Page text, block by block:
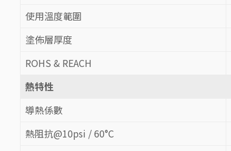
使用溫度範圍
塗佈層厚度
ROHS & REACH
熱特性
導熱係數
熱阻抗@10psi / 60°C